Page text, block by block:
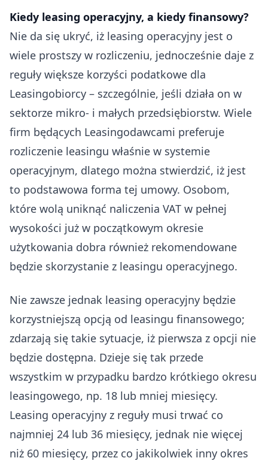
Kiedy leasing operacyjny, a kiedy finansowy?
Nie da się ukryć, iż leasing operacyjny jest o
wiele prostszy w rozliczeniu, jednocześnie daje z
reguły większe korzyści podatkowe dla
Leasingobiorcy – szczególnie, jeśli działa on w
sektorze mikro- i małych przedsiębiorstw. Wiele
firm będących Leasingodawcami preferuje
rozliczenie leasingu właśnie w systemie
operacyjnym, dlatego można stwierdzić, iż jest
to podstawowa forma tej umowy. Osobom,
które wolą uniknąć naliczenia VAT w pełnej
wysokości już w początkowym okresie
użytkowania dobra również rekomendowane
będzie skorzystanie z leasingu operacyjnego.
Nie zawsze jednak leasing operacyjny będzie
korzystniejszą opcją od leasingu finansowego;
zdarzają się takie sytuacje, iż pierwsza z opcji nie
będzie dostępna. Dzieje się tak przede
wszystkim w przypadku bardzo krótkiego okresu
leasingowego, np. 18 lub mniej miesięcy.
Leasing operacyjny z reguły musi trwać co
najmniej 24 lub 36 miesięcy, jednak nie więcej
niż 60 miesięcy, przez co jakikolwiek inny okres